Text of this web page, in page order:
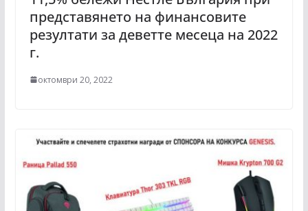
представянето на финансовите
резултати за деветте месеца на 2022
г.
октомври 20, 2022